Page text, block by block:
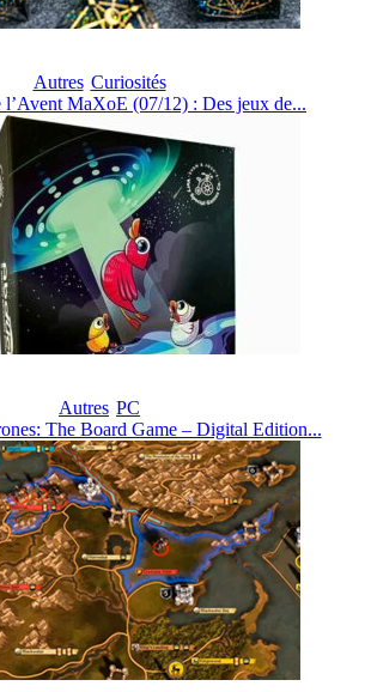
Autres Curiosités
l’Avent MaXoE (07/12) : Des jeux de...
Autres PC
The Board Game – Digital Edition...